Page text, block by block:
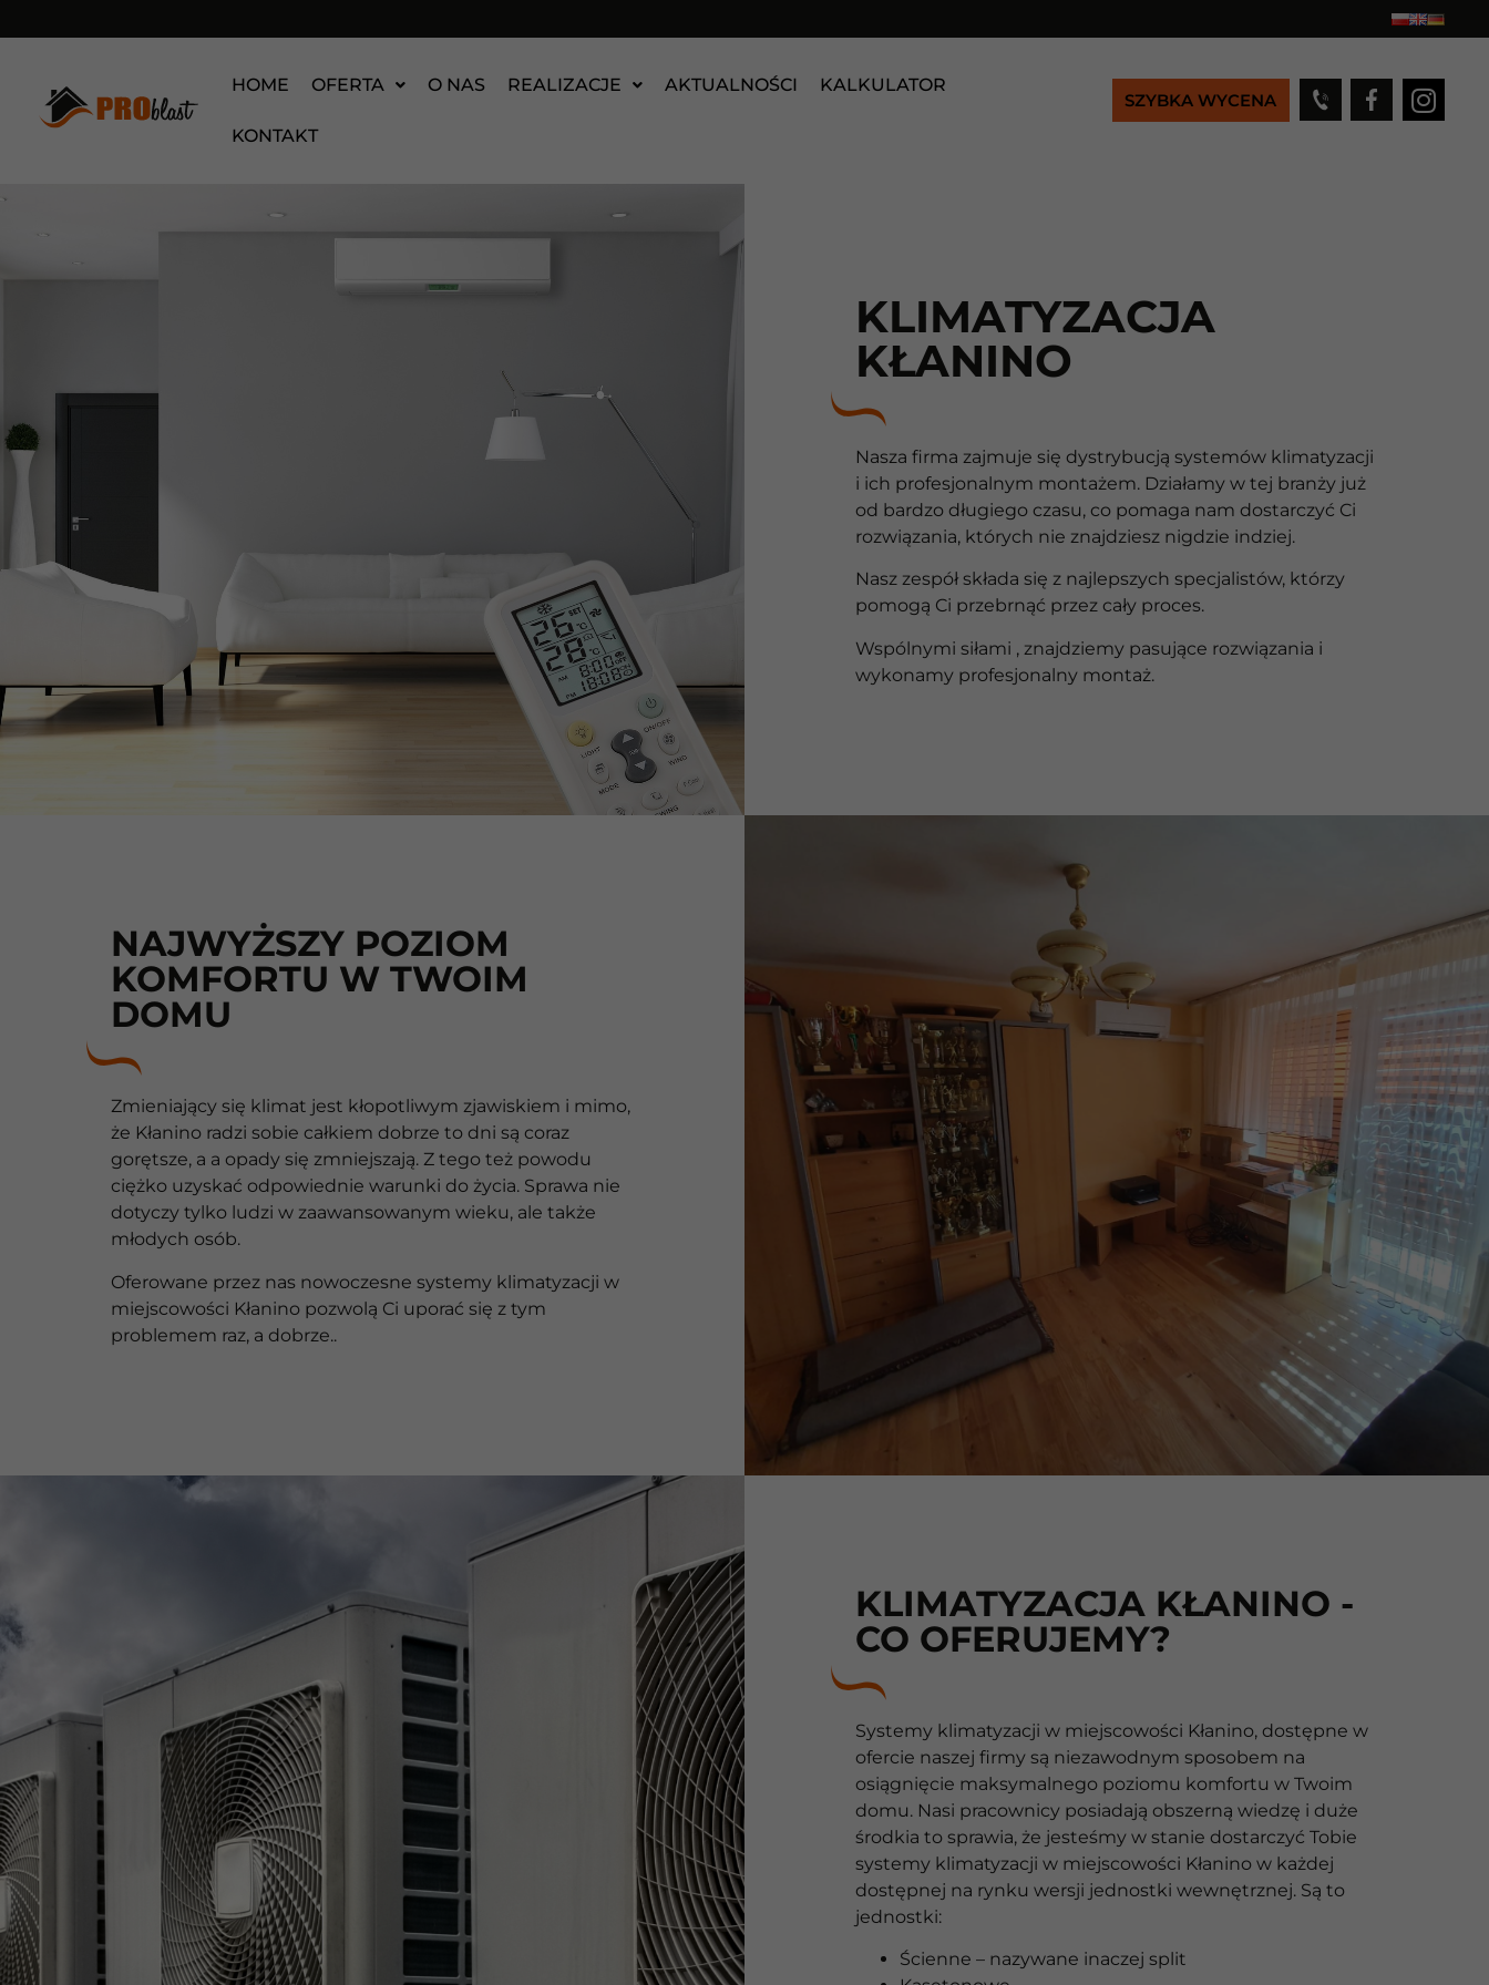
HOME OFERTA O NAS REALIZACJE AKTUALNOŚCI KALKULATOR
KONTAKT
SZYBKA WYCENA
KLIMATYZACJA
KŁANINO
Nasza firma zajmuje się dystrybucją systemów klimatyzacji
i ich profesjonalnym montażem. Działamy w tej branży już
od bardzo długiego czasu, co pomaga nam dostarczyć Ci
rozwiązania, których nie znajdziesz nigdzie indziej.
Nasz zespół składa się z najlepszych specjalistów, którzy
pomogą Ci przebrnąć przez cały proces.
Wspólnymi siłami , znajdziemy pasujące rozwiązania i
wykonamy profesjonalny montaż.
NAJWYŻSZY POZIOM
KOMFORTU W TWOIM
DOMU
Zmieniający się klimat jest kłopotliwym zjawiskiem i mimo,
że Kłanino radzi sobie całkiem dobrze to dni są coraz
gorętsze, a a opady się zmniejszają. Z tego też powodu
ciężko uzyskać odpowiednie warunki do życia. Sprawa nie
dotyczy tylko ludzi w zaawansowanym wieku, ale także
młodych osób.
Oferowane przez nas nowoczesne systemy klimatyzacji w
miejscowości Kłanino pozwolą Ci uporać się z tym
problemem raz, a dobrze..
KLIMATYZACJA KŁANINO -
CO OFERUJEMY?
Systemy klimatyzacji w miejscowości Kłanino, dostępne w
ofercie naszej firmy są niezawodnym sposobem na
osiągnięcie maksymalnego poziomu komfortu w Twoim
domu. Nasi pracownicy posiadają obszerną wiedzę i duże
środkia to sprawia, że jesteśmy w stanie dostarczyć Tobie
systemy klimatyzacji w miejscowości Kłanino w każdej
dostępnej na rynku wersji jednostki wewnętrznej. Są to
jednostki:
Ścienne – nazywane inaczej split